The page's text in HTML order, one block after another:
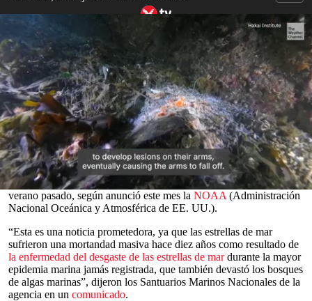
seconds
seconds
Por fin se ha resuelto el misterio de la epidemia que acabó con la
vida de 6.000 millones de estrellas de mar
Read in English
Una extraña especie multicolor del océanoPacífico, que se creía
extintadebido a una enfermedad devastadora, ha sido redescubierta
en las aguas del norte deCalifornia, EE. UU.
Científicos localizaron 18 estrellas de marconocidas como
“estrellas girasol” (una de las especies de estrellas de mar más
grandes de la Tierra, con una longitud de más de un metro), en las
aguas del Santuario Marino Nacional de Greater Farallones el
verano pasado, según anunció este mes la NOAA (Administración
Nacional Oceánica y Atmosférica de EE. UU.).
“Esta es una noticia prometedora, ya que las estrellas de mar
sufrieron una mortandad masiva hace diez años como resultado de
la enfermedad del desgaste de las estrellas de mardurante la mayor
epidemia marina jamás registrada, que también devastó los bosques
de algas marinas”, dijeron los Santuarios Marinos Nacionales de la
agencia en un comunicado.